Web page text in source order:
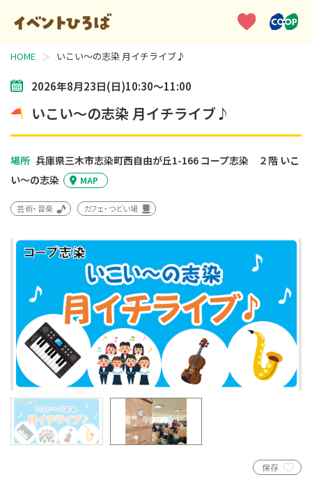
HOME いこい～の志染 月イチライブ♪
2026年8月23日(日)10:30～11:00
いこい～の志染 月イチライブ♪
場所 兵庫県三木市志染町西自由が丘1-166 コープ志染 ２階 いこ
い～の志染
MAP
芸術・音楽 カフェ・つどい場
保存